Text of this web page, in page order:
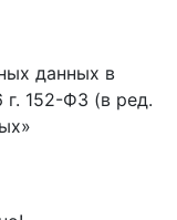
данных в
г. 152-ФЗ (в ред.